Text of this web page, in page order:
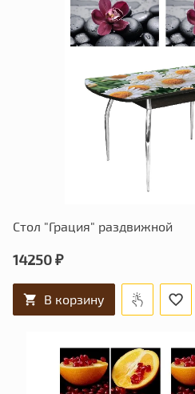
Стол "Грация" раздвижной
14250 ₽
В корзину